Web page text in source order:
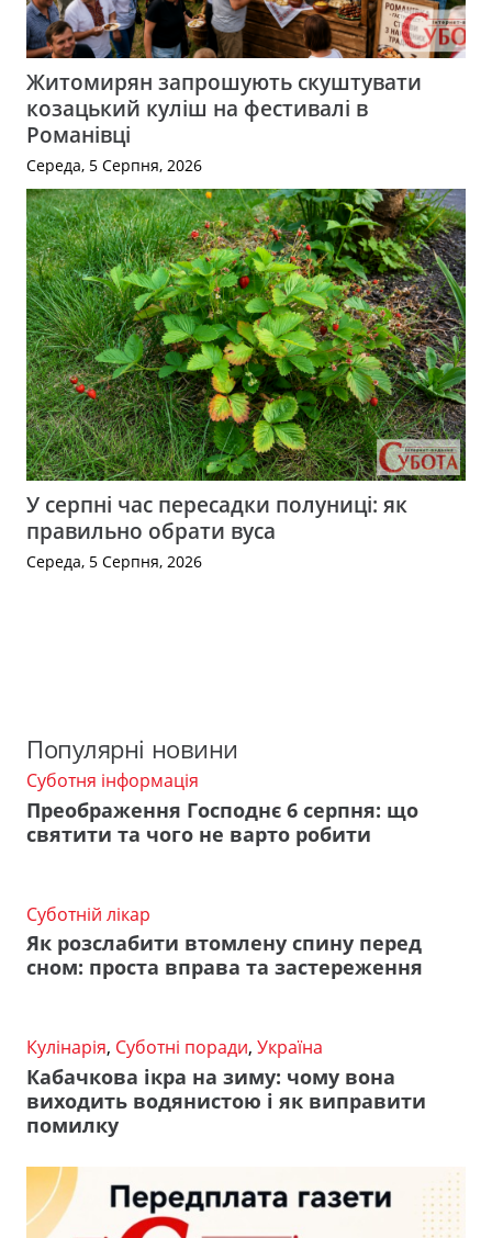
Житомирян запрошують скуштувати
козацький куліш на фестивалі в
Романівці
Середа, 5 Серпня, 2026
У серпні час пересадки полуниці: як
правильно обрати вуса
Середа, 5 Серпня, 2026
Популярні новини
Суботня інформація
Преображення Господнє 6 серпня: що
святити та чого не варто робити
Суботній лікар
Як розслабити втомлену спину перед
сном: проста вправа та застереження
Кулінарія, Суботні поради, Україна
Кабачкова ікра на зиму: чому вона
виходить водянистою і як виправити
помилку